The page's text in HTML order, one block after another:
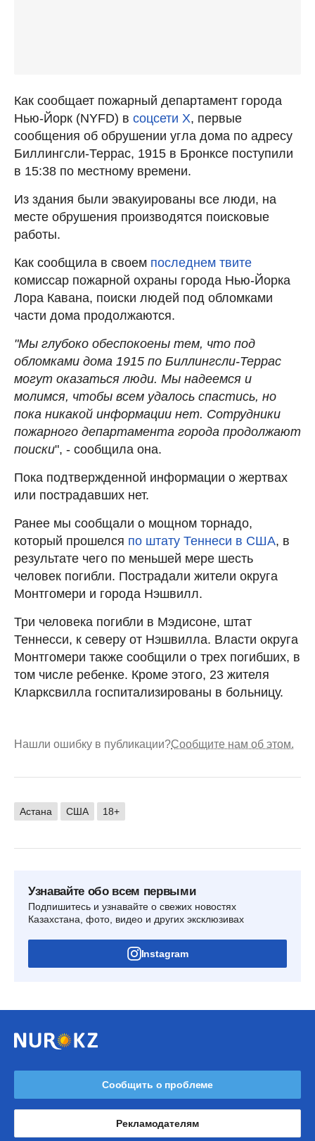
Как сообщает пожарный департамент города
Нью-Йорк (NYFD) в соцсети X, первые
сообщения об обрушении угла дома по адресу
Биллингсли-Террас, 1915 в Бронксе поступили
в 15:38 по местному времени.
Из здания были эвакуированы все люди, на
месте обрушения производятся поисковые
работы.
Как сообщила в своем последнем твите
комиссар пожарной охраны города Нью-Йорка
Лора Кавана, поиски людей под обломками
части дома продолжаются.
"Мы глубоко обеспокоены тем, что под
обломками дома 1915 по Биллингсли-Террас
могут оказаться люди. Мы надеемся и
молимся, чтобы всем удалось спастись, но
пока никакой информации нет. Сотрудники
пожарного департамента города продолжают
поиски", - сообщила она.
Пока подтвержденной информации о жертвах
или пострадавших нет.
Ранее мы сообщали о мощном торнадо,
который прошелся по штату Теннеси в США, в
результате чего по меньшей мере шесть
человек погибли. Пострадали жители округа
Монтгомери и города Нэшвилл.
Три человека погибли в Мэдисоне, штат
Теннесси, к северу от Нэшвилла. Власти округа
Монтгомери также сообщили о трех погибших, в
том числе ребенке. Кроме этого, 23 жителя
Кларксвилла госпитализированы в больницу.
Нашли ошибку в публикации?Сообщите нам об этом.
Астана США 18+
Узнавайте обо всем первыми
Подпишитесь и узнавайте о свежих новостях
Казахстана, фото, видео и других эксклюзивах
Instagram
Сообщить о проблеме
Рекламодателям